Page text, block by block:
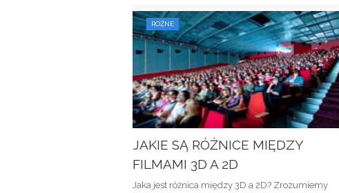
RÓŻNE
JAKIE SĄ RÓŻNICE MIĘDZY
FILMAMI 3D A 2D
Jaka jest różnica między 3D a 2D? Zrozumiemy